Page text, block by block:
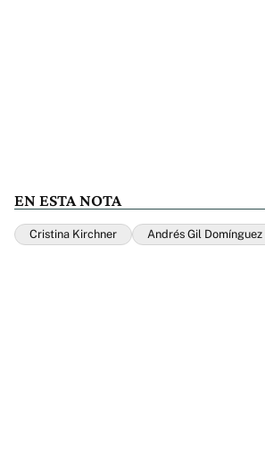
EN ESTA NOTA
Cristina Kirchner Andrés Gil Domínguez